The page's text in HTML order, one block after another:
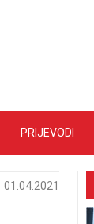
PRIJEVODI
01.04.2021